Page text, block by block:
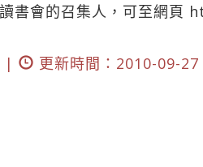
書會的召集人，可至網頁
|
更新時間：2010-09-